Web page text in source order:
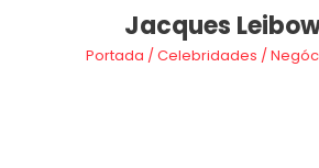
Jacques
Portada /Celebridades /